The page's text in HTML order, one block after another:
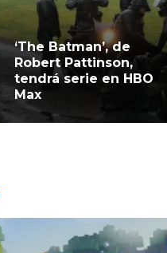
‘The Batman’, de
Robert Pattinson,
tendrá serie en HBO
Max